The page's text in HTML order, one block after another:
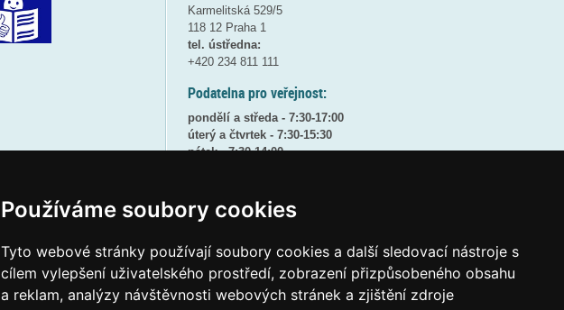
Používáme soubory cookies
Tyto webové stránky používají soubory cookies a další sledovací nástroje s
cílem vylepšení uživatelského prostředí, zobrazení přizpůsobeného obsahu
a reklam, analýzy návštěvnosti webových stránek a zjištění zdroje
Karmelitská 529/5
118 12 Praha 1
tel. ústředna:
+420 234 811 111
Podatelna pro veřejnost:
pondělí a středa - 7:30-17:00
úterý a čtvrtek - 7:30-15:30
pátek - 7:30-14:00
(více informacíZDE)
posta@msmtgovcz
ID datové schránky: vidaawt